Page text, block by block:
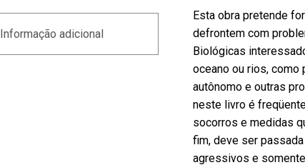
Informação adicional
Esta obra pretende
defrontem com
Biológicas
oceano ou rios, como
autônomo e outras
neste livro é
socorros e medidas
fim, deve ser
agressivos e